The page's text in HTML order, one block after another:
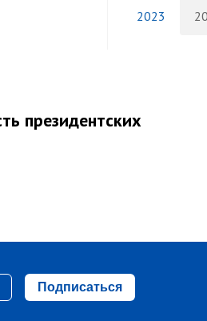
2023
президентских
Подписаться